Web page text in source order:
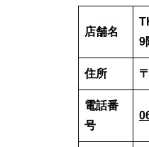
店舗名
9
住所
電話番
号